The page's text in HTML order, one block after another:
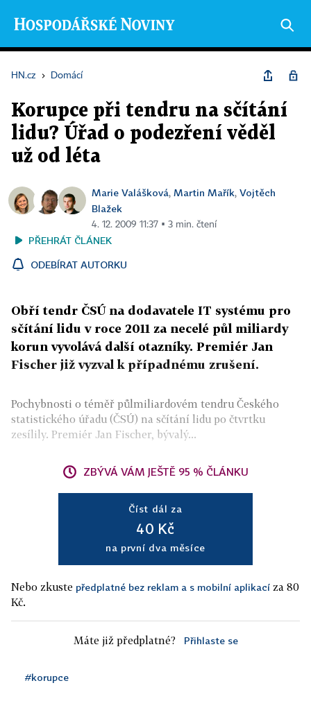
HN.cz › Domácí
Korupce při tendru na sčítání
lidu? Úřad o podezření věděl
už od léta
Marie Valášková, Martin Mařík, Vojtěch
Blažek
4. 12. 2009 11:37 ▪ 3 min. čtení
PŘEHRÁT ČLÁNEK
ODEBÍRAT AUTORKU
Obří tendr ČSÚ na dodavatele IT systému pro
sčítání lidu v roce 2011 za necelé půl miliardy
korun vyvolává další otazníky. Premiér Jan
Fischer již vyzval k případnému zrušení.
Pochybnosti o téměř půlmiliardovém tendru Českého
statistického úřadu (ČSÚ) na sčítání lidu po čtvrtku
zesílily. Premiér Jan Fischer, bývalý...
ZBÝVÁ VÁM JEŠTĚ 95 % ČLÁNKU
Číst dál za
40 Kč
na první dva měsíce
Nebo zkuste předplatné bez reklam a s mobilní aplikací za 80
Kč.
Máte již předplatné? Přihlaste se
#korupce